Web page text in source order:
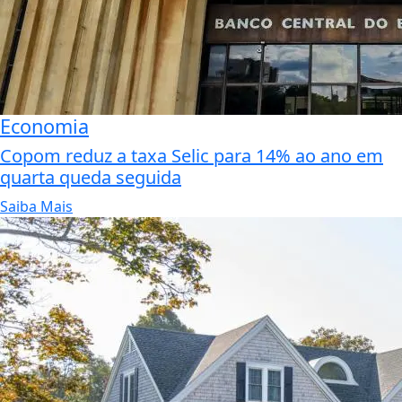
Economia
Copom reduz a taxa Selic para 14% ao ano em
quarta queda seguida
Saiba Mais